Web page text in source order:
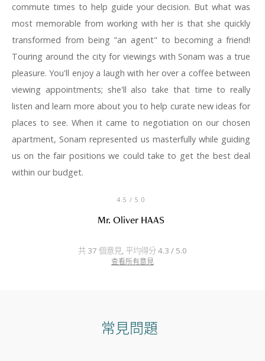
commute times to help guide your decision. But what was
most memorable from working with her is that she quickly
transformed from being "an agent" to becoming a friend!
Touring around the city for viewings with Sonam was a true
pleasure. You'll enjoy a laugh with her over a coffee between
viewing appointments; she'll also take that time to really
listen and learn more about you to help curate new ideas for
places to see. When it came to negotiation on our chosen
apartment, Sonam represented us masterfully while guiding
us on the fair positions we could take to get the best deal
within our budget.
4.5 / 5.0
Mr. Oliver HAAS
共 37 個意見, 平均得分 4.3 / 5.0
查看所有意見
常見問題